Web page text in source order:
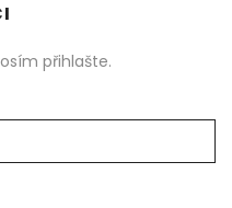
přihlašte.